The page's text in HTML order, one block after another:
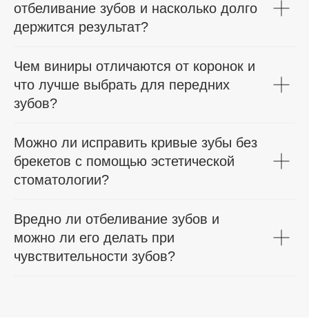
отбеливание зубов и насколько долго
держится результат?
Чем виниры отличаются от коронок и
что лучше выбрать для передних
зубов?
Можно ли исправить кривые зубы без
брекетов с помощью эстетической
стоматологии?
Вредно ли отбеливание зубов и
можно ли его делать при
чувствительности зубов?